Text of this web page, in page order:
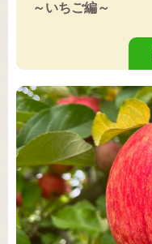
～いちご編～